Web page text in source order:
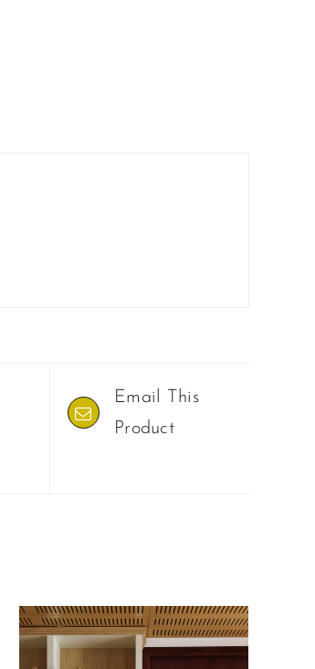
Email This
Product